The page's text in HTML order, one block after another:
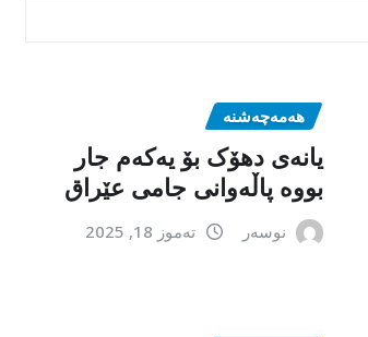
هەمەچەشنە
یانەی دهۆک بۆ یەکەم جار
بووە پاڵەوانی جامی عێراق
نوسەر تەموز 18, 2025